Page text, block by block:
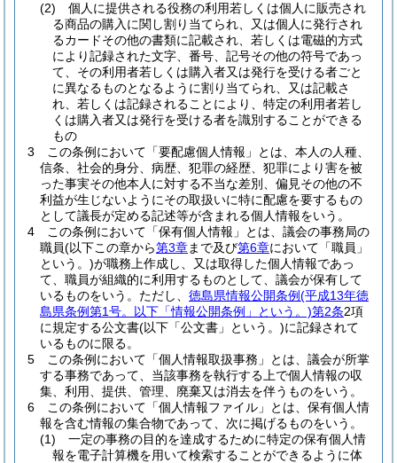
(2)
個人に提供される役務の利用若しくは個人に販売され
る商品の購入に関し割り当てられ、又は個人に発行され
るカードその他の書類に記載され、若しくは電磁的方式
により記録された文字、番号、記号その他の符号であっ
て、その利用者若しくは購入者又は発行を受ける者ごと
に異なるものとなるように割り当てられ、又は記載さ
れ、若しくは記録されることにより、特定の利用者若し
くは購入者又は発行を受ける者を識別することができる
もの
3
この条例において「要配慮個人情報」とは、本人の人種、
信条、社会的身分、病歴、犯罪の経歴、犯罪により害を被
った事実その他本人に対する不当な差別、偏見その他の不
利益が生じないようにその取扱いに特に配慮を要するもの
として議長が定める記述等が含まれる個人情報をいう。
4
この条例において「保有個人情報」とは、議会の事務局の
職員(以下この章から第3章まで及び第6章において「職員」
という。)が職務上作成し、又は取得した個人情報であっ
て、職員が組織的に利用するものとして、議会が保有して
いるものをいう。 ただし、 徳島県情報公開条例(平成13年徳
島県条例第1号。以下「情報公開条例」という。)第2条2項
に規定する公文書(以下「公文書」という。)に記録されて
いるものに限る。
5
この条例において「個人情報取扱事務」とは、議会が所掌
する事務であって、当該事務を執行する上で個人情報の収
集、利用、提供、管理、廃棄又は消去を伴うものをいう。
6
この条例において「個人情報ファイル」とは、保有個人情
報を含む情報の集合物であって、次に掲げるものをいう。
(1)
一定の事務の目的を達成するために特定の保有個人情
報を電子計算機を用いて検索することができるように体